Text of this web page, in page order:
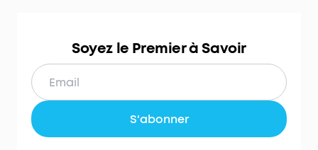
Soyez le Premier à Savoir
S'abonner